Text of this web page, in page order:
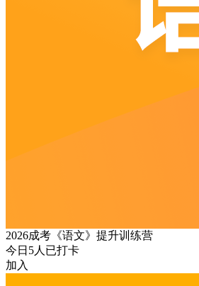
2026成考《语文》提升训练营
今日 5人已打卡
加入